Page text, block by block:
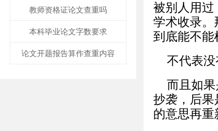
教师资格证论文查重吗
本科毕业论文字数要求
论文开题报告算作查重内容
被别人用过
学术收录。
到底能不
不代表
而且如
抄袭，后果
的意思再